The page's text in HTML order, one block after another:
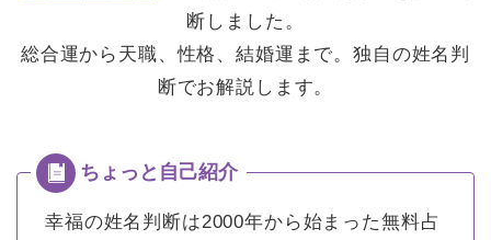
断しました。
総合運から天職、性格、結婚運まで。独自の姓名判
断でお解説します。
幸福の姓名判断は2000年から始まった無料占